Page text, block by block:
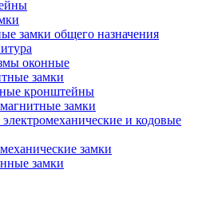
замки общего назначения
оконные
замки
кронштейны
замки
и кодовые
замки
замки